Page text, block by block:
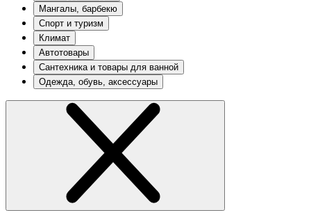
Мангалы, барбекю
Спорт и туризм
Климат
Автотовары
Сантехника и товары для ванной
Одежда, обувь, аксессуары